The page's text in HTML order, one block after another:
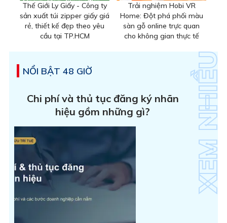
Thế Giới Ly Giấy - Công ty
sản xuất túi zipper giấy giá
rẻ, thiết kế đẹp theo yêu
cầu tại TP.HCM
Trải nghiệm Hobi VR
Home: Đột phá phối màu
sàn gỗ online trực quan
cho không gian thực tế
NỔI BẬT 48 GIỜ
Chi phí và thủ tục đăng ký nhãn
hiệu gồm những gì?